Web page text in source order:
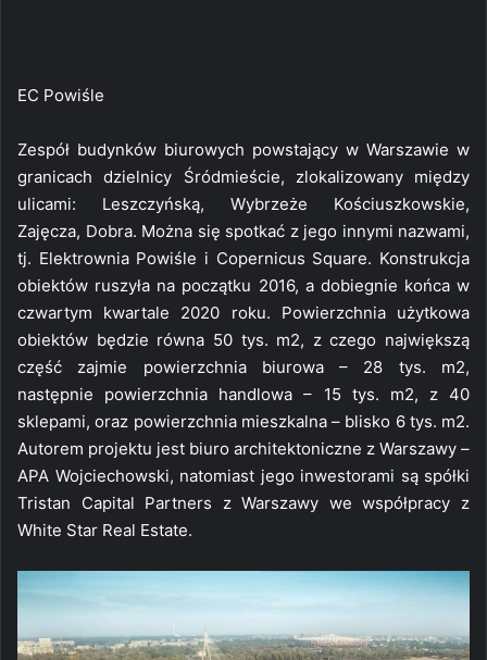
EC Powiśle
Zespół budynków biurowych powstający w Warszawie w
granicach dzielnicy Śródmieście, zlokalizowany między
ulicami: Leszczyńską, Wybrzeże Kościuszkowskie,
Zajęcza, Dobra. Można się spotkać z jego innymi nazwami,
tj. Elektrownia Powiśle i Copernicus Square. Konstrukcja
obiektów ruszyła na początku 2016, a dobiegnie końca w
czwartym kwartale 2020 roku. Powierzchnia użytkowa
obiektów będzie równa 50 tys. m2, z czego największą
część zajmie powierzchnia biurowa – 28 tys. m2,
następnie powierzchnia handlowa – 15 tys. m2, z 40
sklepami, oraz powierzchnia mieszkalna – blisko 6 tys. m2.
Autorem projektu jest biuro architektoniczne z Warszawy –
APA Wojciechowski, natomiast jego inwestorami są spółki
Tristan Capital Partners z Warszawy we współpracy z
White Star Real Estate.